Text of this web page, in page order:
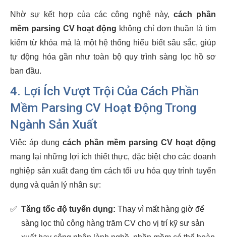
Nhờ sự kết hợp của các công nghệ này, cách phần
mềm parsing CV hoạt động không chỉ đơn thuần là tìm
kiếm từ khóa mà là một hệ thống hiểu biết sâu sắc, giúp
tự động hóa gần như toàn bộ quy trình sàng lọc hồ sơ
ban đầu.
4. Lợi Ích Vượt Trội Của Cách Phần
Mềm Parsing CV Hoạt Động Trong
Ngành Sản Xuất
Việc áp dụng cách phần mềm parsing CV hoạt động
mang lại những lợi ích thiết thực, đặc biệt cho các doanh
nghiệp sản xuất đang tìm cách tối ưu hóa quy trình tuyển
dụng và quản lý nhân sự:
✅ Tăng tốc độ tuyển dụng: Thay vì mất hàng giờ để
sàng lọc thủ công hàng trăm CV cho vị trí kỹ sư sản